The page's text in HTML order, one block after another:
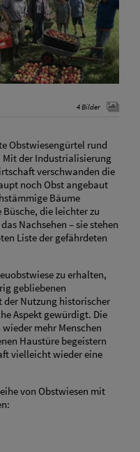
4 Bilder
Obstwiesengürtel rund
Mit der Industrialisierung
verschwanden die
noch Obst angebaut
Bäume
die leichter zu
Nachsehen – sie stehen
Liste der gefährdeten
zu erhalten,
gebliebenen
Nutzung historischer
Aspekt gewürdigt. Die
mehr Menschen
Haustüre begeistern
vielleicht wieder eine
von Obstwiesen mit